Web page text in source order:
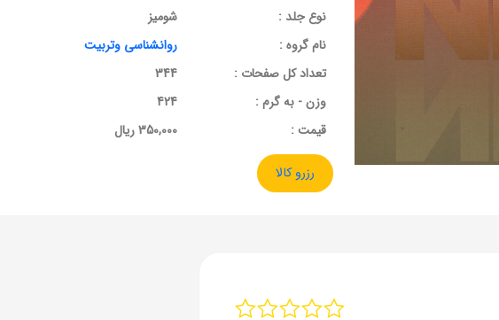
نوع جلد :
شومیز
نام گروه :
روانشناسی وتربیت
تعداد کل صفحات :
344
وزن - به گرم :
424
قيمت :
350,000 ریال
رزرو کالا